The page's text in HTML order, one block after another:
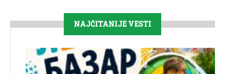
NAJČITANIJE VESTI